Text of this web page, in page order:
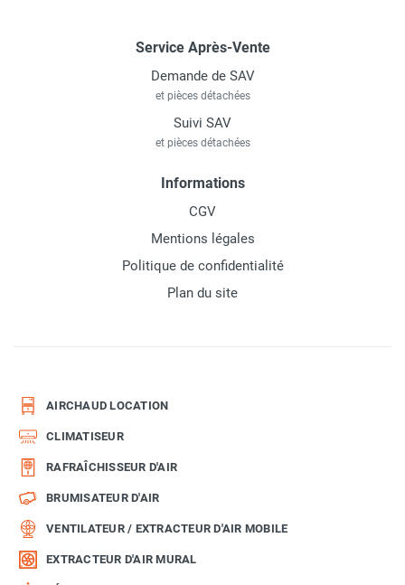
Service Après-Vente
Demande de SAV
et pièces détachées
Suivi SAV
et pièces détachées
Informations
CGV
Mentions légales
Politique de confidentialité
Plan du site
AIRCHAUD LOCATION
CLIMATISEUR
RAFRAÎCHISSEUR D'AIR
BRUMISATEUR D'AIR
VENTILATEUR / EXTRACTEUR D'AIR MOBILE
EXTRACTEUR D'AIR MURAL